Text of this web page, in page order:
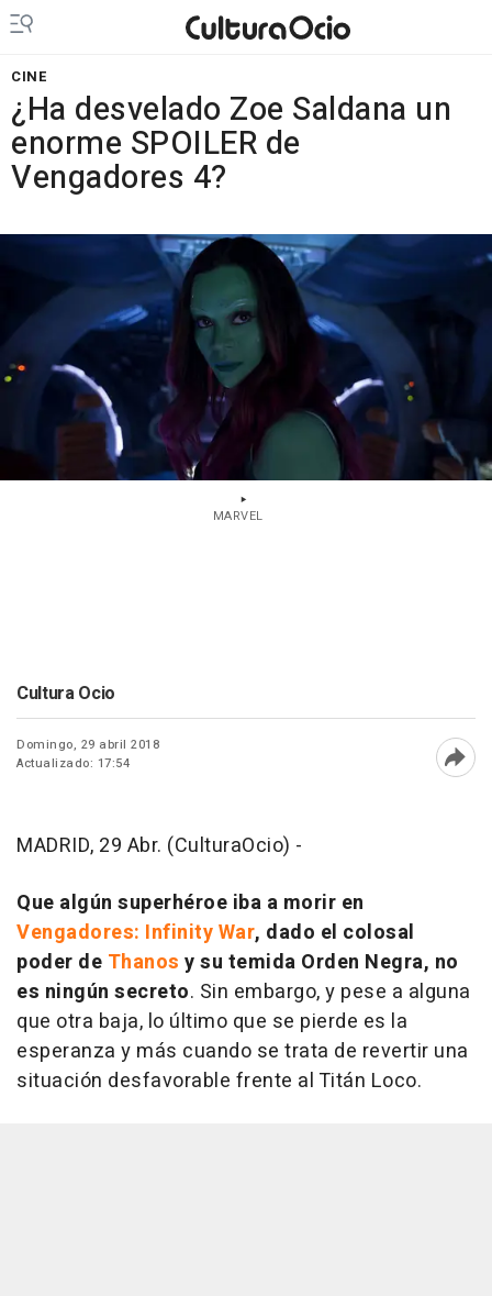
CINE
¿Ha desvelado Zoe Saldana un
enorme SPOILER de
Vengadores 4?
MARVEL
Cultura Ocio
Domingo, 29 abril 2018
Actualizado: 17:54
MADRID, 29 Abr. (CulturaOcio) -
Que algún superhéroe iba a morir en
Vengadores: Infinity War, dado el colosal
poder de Thanos y su temida Orden Negra, no
es ningún secreto. Sin embargo, y pese a alguna
que otra baja, lo último que se pierde es la
esperanza y más cuando se trata de revertir una
situación desfavorable frente al Titán Loco.